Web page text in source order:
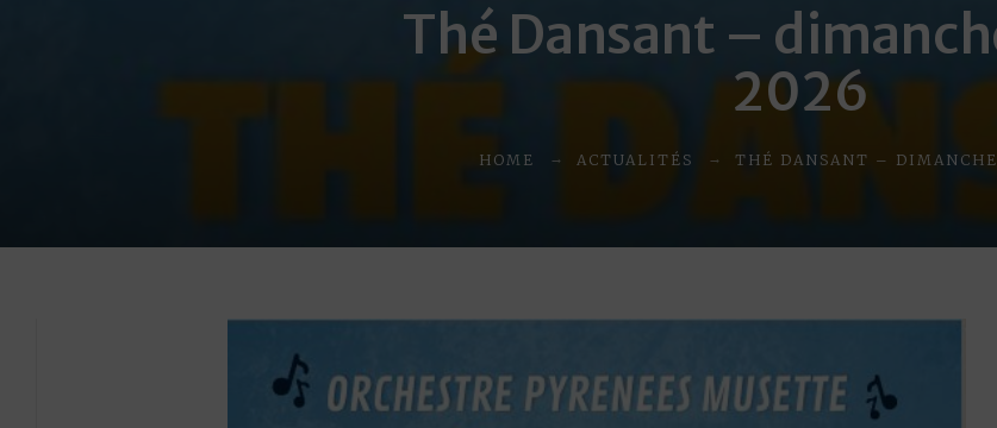
Thé Dansant –
2026
HOME ACTUALITÉS THÉ DANSANT –